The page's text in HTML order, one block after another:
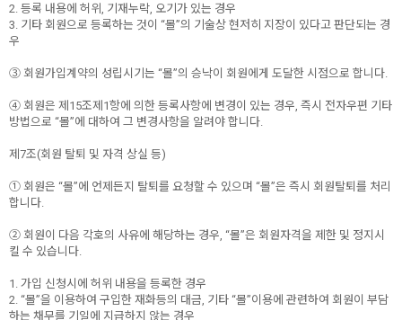
2. 등록 내용에 허위, 기재누락, 오기가 있는 경우
3. 기타 회원으로 등록하는 것이 “몰”의 기술상 현저히 지장이 있다고 판단되는 경
우
③ 회원가입계약의 성립시기는 “몰”의 승낙이 회원에게 도달한 시점으로 합니다.
④ 회원은 제15조제1항에 의한 등록사항에 변경이 있는 경우, 즉시 전자우편 기타
방법으로 “몰”에 대하여 그 변경사항을 알려야 합니다.
제7조(회원 탈퇴 및 자격 상실 등)
① 회원은 “몰”에 언제든지 탈퇴를 요청할 수 있으며 “몰”은 즉시 회원탈퇴를 처리
합니다.
② 회원이 다음 각호의 사유에 해당하는 경우, “몰”은 회원자격을 제한 및 정지시
킬 수 있습니다.
1. 가입 신청시에 허위 내용을 등록한 경우
2. “몰”을 이용하여 구입한 재화등의 대금, 기타 “몰”이용에 관련하여 회원이 부담
하는 채무를 기일에 지급하지 않는 경우